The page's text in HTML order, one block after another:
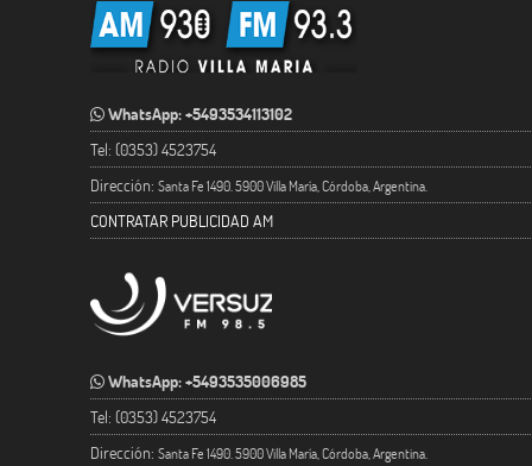
WhatsApp: +5493534113102
Tel: (0353) 4523754
Dirección: Santa Fe 1490. 5900 Villa María, Córdoba, Argentina.
CONTRATAR PUBLICIDAD AM
WhatsApp: +5493535006985
Tel: (0353) 4523754
Dirección: Santa Fe 1490. 5900 Villa María, Córdoba, Argentina.